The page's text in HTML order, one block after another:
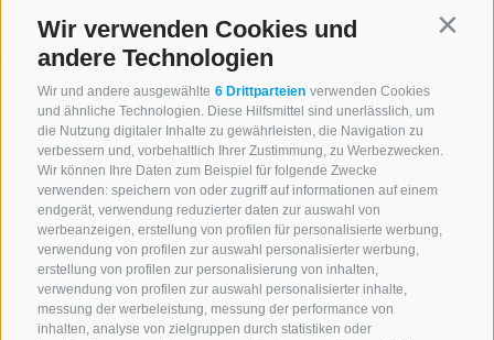
Wir verwenden Cookies und
andere Technologien
Wir und andere ausgewählte 6 Drittparteien verwenden Cookies
und ähnliche Technologien. Diese Hilfsmittel sind unerlässlich, um
die Nutzung digitaler Inhalte zu gewährleisten, die Navigation zu
verbessern und, vorbehaltlich Ihrer Zustimmung, zu Werbezwecken.
Wir können Ihre Daten zum Beispiel für folgende Zwecke
verwenden: speichern von oder zugriff auf informationen auf einem
endgerät, verwendung reduzierter daten zur auswahl von
werbeanzeigen, erstellung von profilen für personalisierte werbung,
verwendung von profilen zur auswahl personalisierter werbung,
erstellung von profilen zur personalisierung von inhalten,
verwendung von profilen zur auswahl personalisierter inhalte,
messung der werbeleistung, messung der performance von
inhalten, analyse von zielgruppen durch statistiken oder